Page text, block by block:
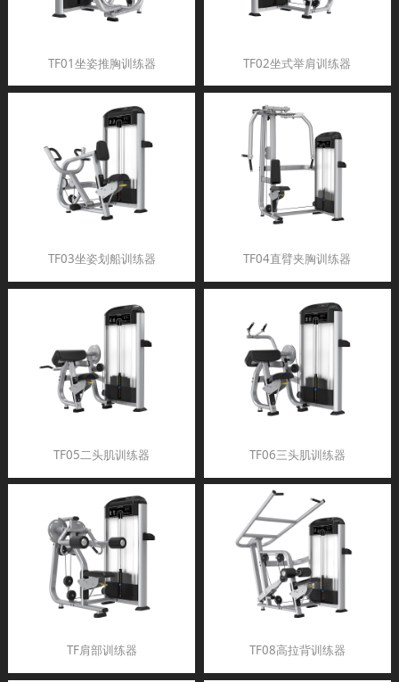
TF01坐姿推胸训练器 TF02坐式举肩训练器
TF03坐姿划船训练器 TF04直臂夹胸训练器
TF05二头肌训练器 TF06三头肌训练器
TF肩部训练器 TF08高拉背训练器